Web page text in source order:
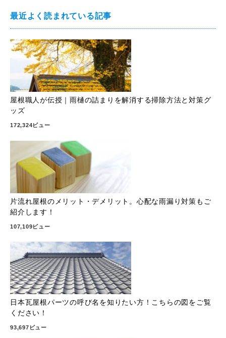
最近よく読まれている記事
屋根職人が伝授｜雨樋の詰まりを解消する掃除方法と対策グ
ッズ
172,324ビュー
片流れ屋根のメリット・デメリット。心配な雨漏り対策もご
紹介します！
107,109ビュー
日本瓦屋根パーツの呼び名を知りたい方！こちらの図をご覧
ください！
93,697ビュー